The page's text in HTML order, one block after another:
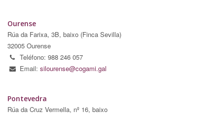
Ourense
Rúa da Farixa, 3B, baixo (Finca Sevilla)
32005 Ourense
Teléfono: 988 246 057
Email: silourense@cogami.gal
Pontevedra
Rúa da Cruz Vermella, nº 16, baixo